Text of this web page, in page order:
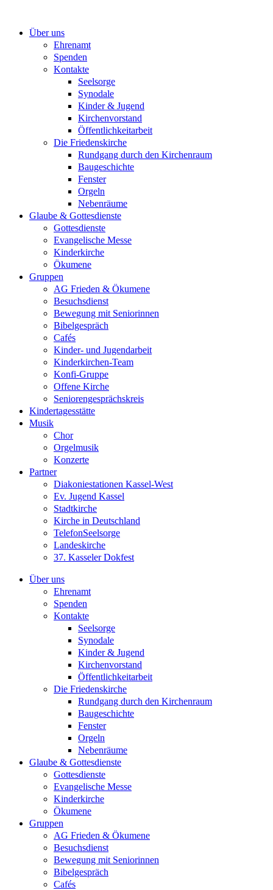
springenÜber uns
Ehrenamt
Spenden
Kontakte
Seelsorge
Synodale
Kinder & Jugend
Kirchenvorstand
Öffentlichkeitarbeit
Die Friedenskirche
Rundgang durch den Kirchenraum
Baugeschichte
Fenster
Orgeln
Nebenräume
Glaube & Gottesdienste
Gottesdienste
Evangelische Messe
Kinderkirche
Ökumene
Gruppen
AG Frieden & Ökumene
Besuchsdienst
Bewegung mit Seniorinnen
Bibelgespräch
Cafés
Kinder- und Jugendarbeit
Kinderkirchen-Team
Konfi-Gruppe
Offene Kirche
Seniorengesprächskreis
Kindertagesstätte
Musik
Chor
Orgelmusik
Konzerte
Partner
Diakoniestationen Kassel-West
Ev. Jugend Kassel
Stadtkirche
Kirche in Deutschland
TelefonSeelsorge
Landeskirche
37. Kasseler Dokfest
Über uns
Ehrenamt
Spenden
Kontakte
Seelsorge
Synodale
Kinder & Jugend
Kirchenvorstand
Öffentlichkeitarbeit
Die Friedenskirche
Rundgang durch den Kirchenraum
Baugeschichte
Fenster
Orgeln
Nebenräume
Glaube & Gottesdienste
Gottesdienste
Evangelische Messe
Kinderkirche
Ökumene
Gruppen
AG Frieden & Ökumene
Besuchsdienst
Bewegung mit Seniorinnen
Bibelgespräch
Cafés